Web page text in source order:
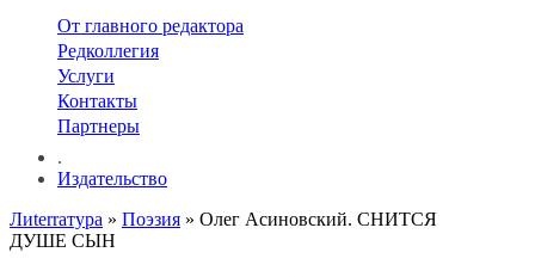
От главного редактора
Редколлегия
Услуги
Контакты
Партнеры
.
Издательство
Лиterraтура » Поэзия » Олег Асиновский. СНИТСЯ
ДУШЕ СЫН